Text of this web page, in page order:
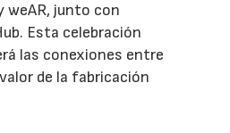
junto con
Esta celebración
las conexiones entre
de la fabricación